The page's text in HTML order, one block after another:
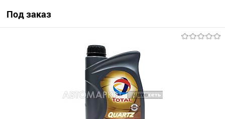
Под заказ
Под заказ
Под заказ